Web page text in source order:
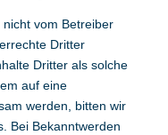
vom Betreiber
Dritter
Dritter als solche
auf eine
werden, bitten wir
Bei Bekanntwerden